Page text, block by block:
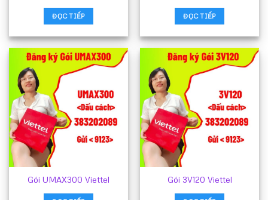
ĐỌC TIẾP ĐỌC TIẾP
Gói UMAX300 Viettel Gói 3V120 Viettel